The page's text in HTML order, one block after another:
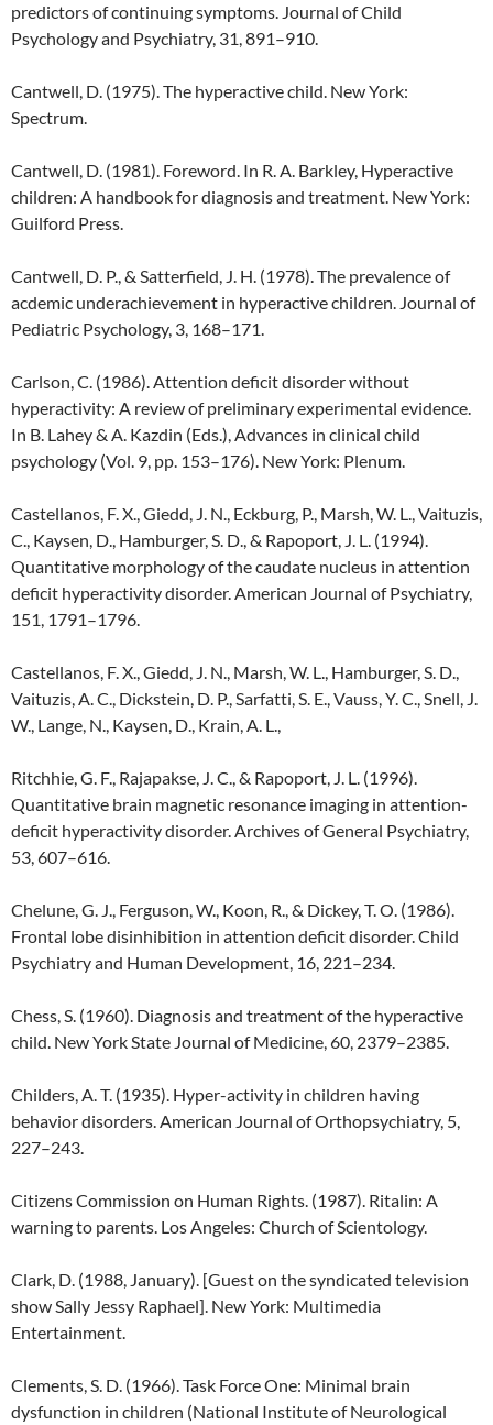
predictors of continuing symptoms. Journal of Child
Psychology and Psychiatry, 31, 891–910.
Cantwell, D. (1975). The hyperactive child. New York:
Spectrum.
Cantwell, D. (1981). Foreword. In R. A. Barkley, Hyperactive
children: A handbook for diagnosis and treatment. New York:
Guilford Press.
Cantwell, D. P., & Satterfield, J. H. (1978). The prevalence of
acdemic underachievement in hyperactive children. Journal of
Pediatric Psychology, 3, 168–171.
Carlson, C. (1986). Attention deficit disorder without
hyperactivity: A review of preliminary experimental evidence.
In B. Lahey & A. Kazdin (Eds.), Advances in clinical child
psychology (Vol. 9, pp. 153–176). New York: Plenum.
Castellanos, F. X., Giedd, J. N., Eckburg, P., Marsh, W. L., Vaituzis,
C., Kaysen, D., Hamburger, S. D., & Rapoport, J. L. (1994).
Quantitative morphology of the caudate nucleus in attention
deficit hyperactivity disorder. American Journal of Psychiatry,
151, 1791–1796.
Castellanos, F. X., Giedd, J. N., Marsh, W. L., Hamburger, S. D.,
Vaituzis, A. C., Dickstein, D. P., Sarfatti, S. E., Vauss, Y. C., Snell, J.
W., Lange, N., Kaysen, D., Krain, A. L.,
Ritchhie, G. F., Rajapakse, J. C., & Rapoport, J. L. (1996).
Quantitative brain magnetic resonance imaging in attention-
deficit hyperactivity disorder. Archives of General Psychiatry,
53, 607–616.
Chelune, G. J., Ferguson, W., Koon, R., & Dickey, T. O. (1986).
Frontal lobe disinhibition in attention deficit disorder. Child
Psychiatry and Human Development, 16, 221–234.
Chess, S. (1960). Diagnosis and treatment of the hyperactive
child. New York State Journal of Medicine, 60, 2379–2385.
Childers, A. T. (1935). Hyper-activity in children having
behavior disorders. American Journal of Orthopsychiatry, 5,
227–243.
Citizens Commission on Human Rights. (1987). Ritalin: A
warning to parents. Los Angeles: Church of Scientology.
Clark, D. (1988, January). [Guest on the syndicated television
show Sally Jessy Raphael]. New York: Multimedia
Entertainment.
Clements, S. D. (1966). Task Force One: Minimal brain
dysfunction in children (National Institute of Neurological